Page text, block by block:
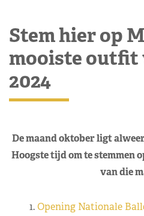
Stem hier op
mooiste outfit
2024
De maand oktober ligt
Hoogste tijd om te stemmen
van die
1.Opening Nationale